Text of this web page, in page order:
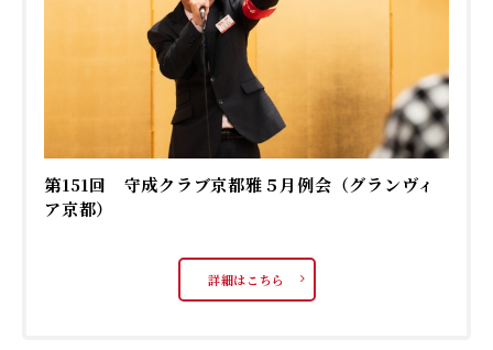
第151回 守成クラブ京都雅５月例会（グランヴィ
ア京都）
詳細はこちら